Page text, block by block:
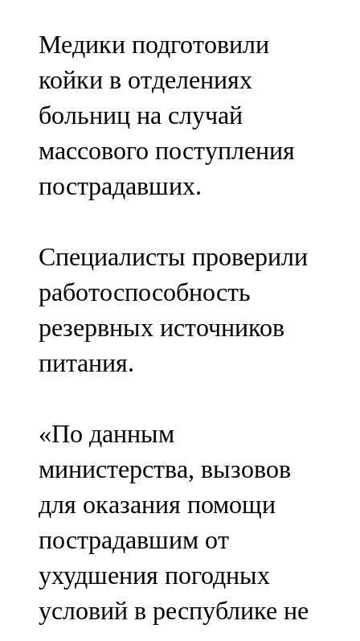
Түбән Кама
102,6 FM
Чирмешән
107,7 FM
Чистай
Чүпрәле
91,0 FM
Шәмәрдән
102,3 FM
107,0 FM
Яр Чаллы
105,5 FM
Медики подготовили
койки в отделениях
больниц на случай
массового поступления
пострадавших.
Специалисты проверили
работоспособность
резервных источников
питания.
«По данным
министерства, вызовов
для оказания помощи
пострадавшим от
ухудшения погодных
условий в республике не